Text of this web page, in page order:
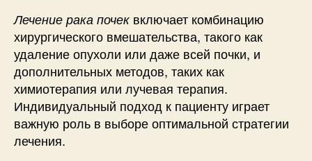
Лечение рака почек включает комбинацию
хирургического вмешательства, такого как
удаление опухоли или даже всей почки, и
дополнительных методов, таких как
химиотерапия или лучевая терапия.
Индивидуальный подход к пациенту играет
важную роль в выборе оптимальной стратегии
лечения.